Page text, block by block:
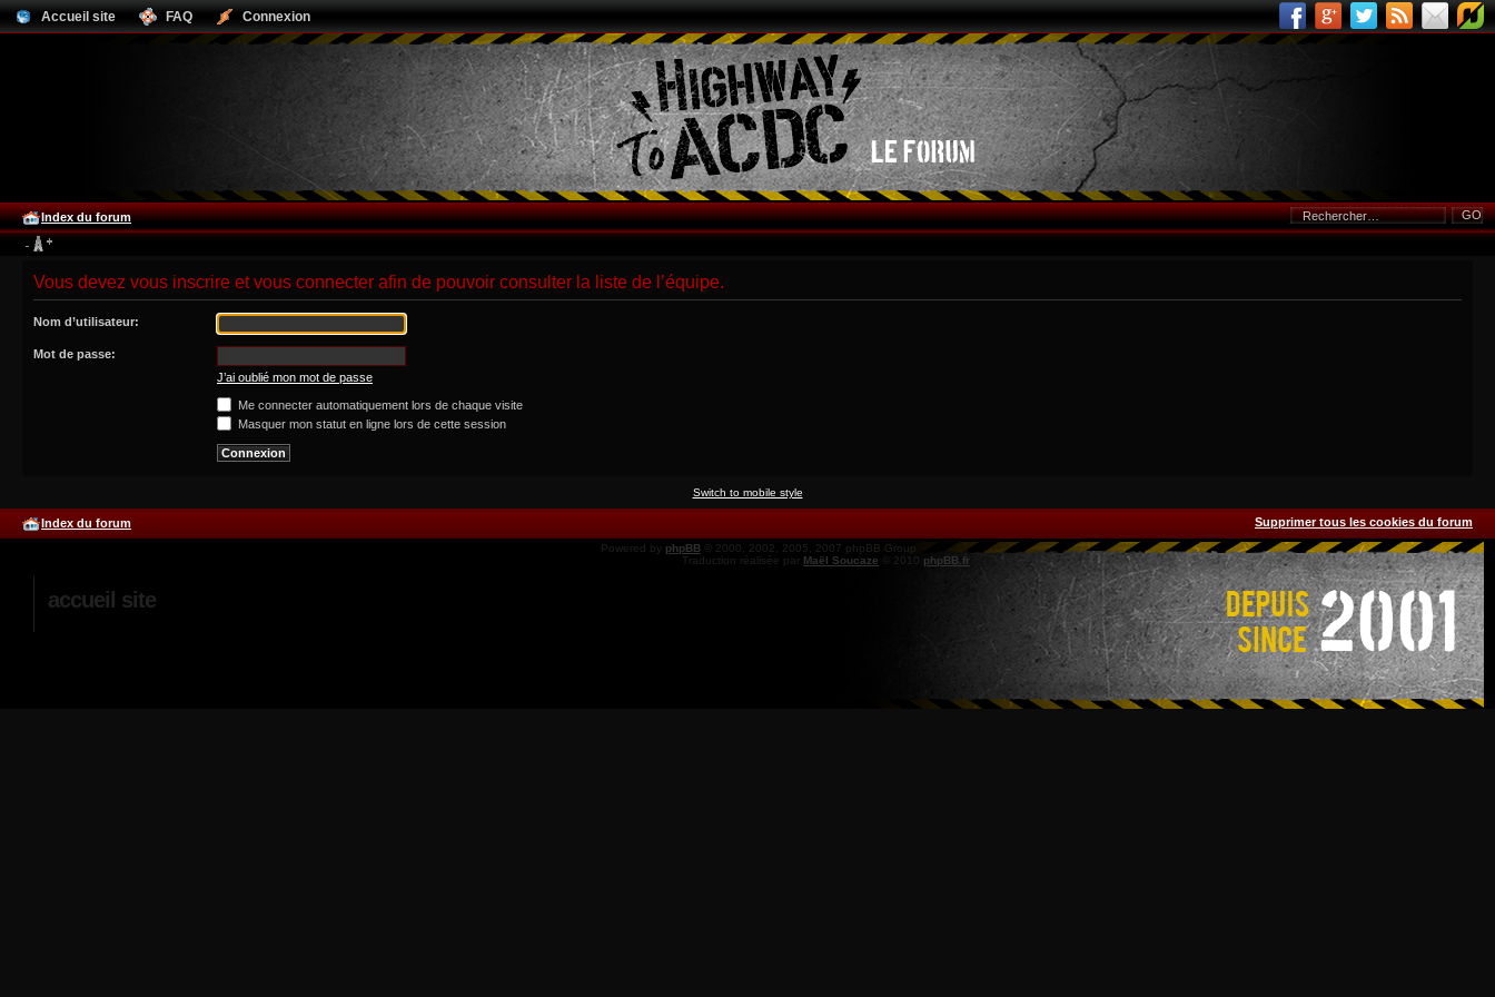
Accueil site FAQ Connexion
Index du forum
Vous devez vous inscrire et vous connecter afin de pouvoir consulter la liste de l’équipe.
Nom d’utilisateur:
Mot de passe:
J’ai oublié mon mot de passe
Me connecter automatiquement lors de chaque visite
Masquer mon statut en ligne lors de cette session
Switch to mobile style
Index du forum Supprimer tous les cookies du forum
Powered by phpBB © 2000, 2002, 2005, 2007 phpBB Group
Traduction réalisée par Maël Soucaze © 2010 phpBB.fr
accueil site